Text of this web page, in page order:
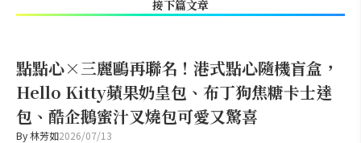
接下篇文章
點點心×三麗鷗再聯名！港式點心隨機盲盒，
Hello Kitty蘋果奶皇包、布丁狗焦糖卡士達
包、酷企鵝蜜汁叉燒包可愛又驚喜
By林芳如2026/07/13